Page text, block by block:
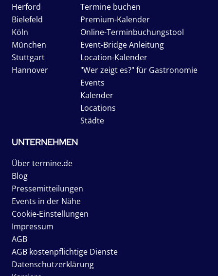
Herford
Bielefeld
Köln
München
Stuttgart
Hannover
Termine buchen
Premium-Kalender
Online-Terminbuchungstool
Event-Bridge Anleitung
Location-Kalender
"Wer zeigt es?" für Gastronomie
Events
Kalender
Locations
Städte
UNTERNEHMEN
Über termine.de
Blog
Pressemitteilungen
Events in der Nähe
Cookie-Einstellungen
Impressum
AGB
AGB kostenpflichtige Dienste
Datenschutzerklärung